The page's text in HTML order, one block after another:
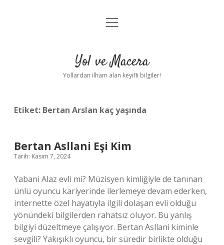
Anasayfa
Yasal Uyarı
menüyü
Yol ve Macera
Yollardan ilham alan keyifli bilgiler!
Etiket: Bertan Arslan kaç yaşında
Bertan Asllani Eşi Kim
Tarih: Kasım 7, 2024
Yabani Alaz evli mi? Müzisyen kimliğiyle de tanınan
ünlü oyuncu kariyerinde ilerlemeye devam ederken,
internette özel hayatıyla ilgili dolaşan evli olduğu
yönündeki bilgilerden rahatsız oluyor. Bu yanlış
bilgiyi düzeltmeye çalışıyor. Bertan Asllani kiminle
sevgili? Yakışıklı oyuncu, bir süredir birlikte olduğu